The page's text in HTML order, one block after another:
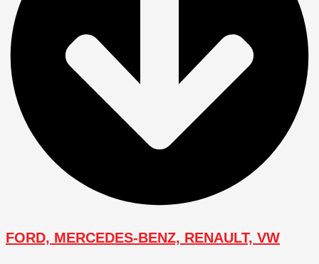
FORD, MERCEDES-BENZ, RENAULT, VW